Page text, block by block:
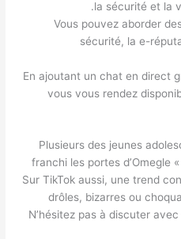
la sécurité et la
Vous pouvez aborder
sécurité, la e-
En ajoutant un chat en direct
vous vous rendez
Plusieurs des jeunes
franchi les portes d’Omegle
Sur TikTok aussi, une trend
drôles, bizarres ou
N’hésitez pas à discuter